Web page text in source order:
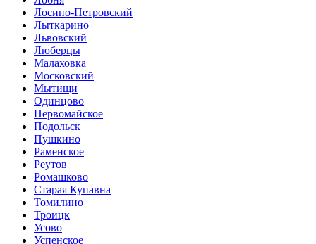
Лосино-Петровский
Лыткарино
Львовский
Люберцы
Малаховка
Московский
Мытищи
Одинцово
Первомайское
Подольск
Пушкино
Раменское
Реутов
Ромашково
Старая Купавна
Томилино
Троицк
Усово
Успенское